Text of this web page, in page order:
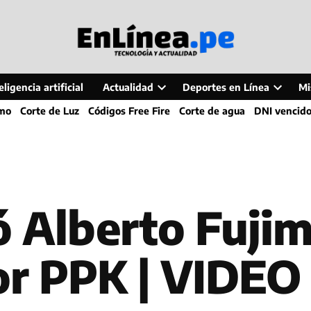
artificial Actualidad
Open
dropdown
Deportes en Línea
Open
dropdown
Corte de Luz Códigos Free Fire Corte de agua DNI vencido
Alberto
PPK | VIDEO